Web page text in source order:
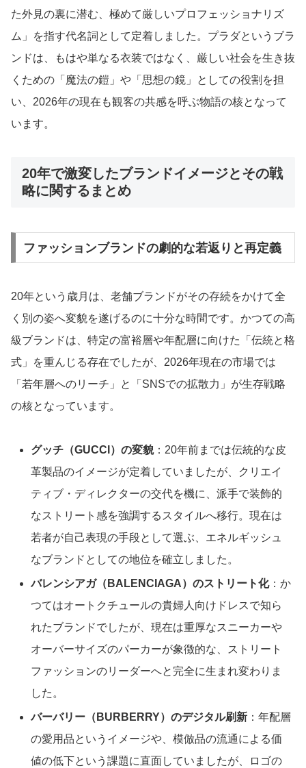
た外見の裏に潜む、極めて厳しいプロフェッショナリズ
ム」を指す代名詞として定着しました。プラダというブラ
ンドは、もはや単なる衣装ではなく、厳しい社会を生き抜
くための「魔法の鎧」や「思想の鏡」としての役割を担
い、2026年の現在も観客の共感を呼ぶ物語の核となって
います。
20年で激変したブランドイメージとその戦
略に関するまとめ
ファッションブランドの劇的な若返りと再定義
20年という歳月は、老舗ブランドがその存続をかけて全
く別の姿へ変貌を遂げるのに十分な時間です。かつての高
級ブランドは、特定の富裕層や年配層に向けた「伝統と格
式」を重んじる存在でしたが、2026年現在の市場では
「若年層へのリーチ」と「SNSでの拡散力」が生存戦略
の核となっています。
グッチ（GUCCI）の変貌：20年前までは伝統的な皮
革製品のイメージが定着していましたが、クリエイ
ティブ・ディレクターの交代を機に、派手で装飾的
なストリート感を強調するスタイルへ移行。現在は
若者が自己表現の手段として選ぶ、エネルギッシュ
なブランドとしての地位を確立しました。
バレンシアガ（BALENCIAGA）のストリート化：か
つてはオートクチュールの貴婦人向けドレスで知ら
れたブランドでしたが、現在は重厚なスニーカーや
オーバーサイズのパーカーが象徴的な、ストリート
ファッションのリーダーへと完全に生まれ変わりま
した。
バーバリー（BURBERRY）のデジタル刷新 ：年配層
の愛用品というイメージや、模倣品の流通による価
値の低下という課題に直面していましたが、ロゴの